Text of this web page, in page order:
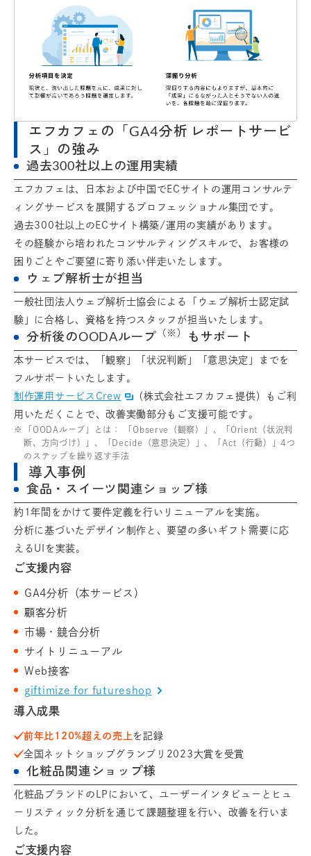
エフカフェの「GA4分析 レポートサービ
ス」の強み
過去300社以上の運用実績
エフカフェは、日本および中国でECサイトの運用コンサルテ
ィングサービスを展開するプロフェッショナル集団です。
過去300社以上のECサイト構築/運用の実績があります。
その経験から培われたコンサルティングスキルで、お客様の
困りごとやご要望に寄り添い伴走いたします。
ウェブ解析士が担当
一般社団法人ウェブ解析士協会による「ウェブ解析士認定試
験」に合格し、資格を持つスタッフが担当いたします。
分析後のOODAループ （※） もサポート
本サービスでは、「観察」「状況判断」「意思決定」までを
フルサポートいたします。
制作運用サービスCrew
（株式会社エフカフェ提供）もご利
用いただくことで、改善実働部分もご支援可能です。
「OODAループ」とは： 「Observe（観察）」、「Orient（状況判
断、方向づけ）」、「Decide（意思決定）」、「Act（行動）」4つ
のステップを繰り返す手法
導入事例
食品・スイーツ関連ショップ様
約1年間をかけて要件定義を行いリニューアルを実施。
分析に基づいたデザイン制作と、要望の多いギフト需要に応
えるUIを実装。
ご支援内容
GA4分析（本サービス）
顧客分析
市場・競合分析
サイトリニューアル
Web接客
giftimize for futureshop
導入成果
前年比120%超えの売上 を記録
全国ネットショップグランプリ2023大賞を受賞
化粧品関連ショップ様
化粧品ブランドのLPにおいて、ユーザーインタビューとヒュ
ーリスティック分析を通じて課題整理を行い、改善を行いま
した。
ご支援内容